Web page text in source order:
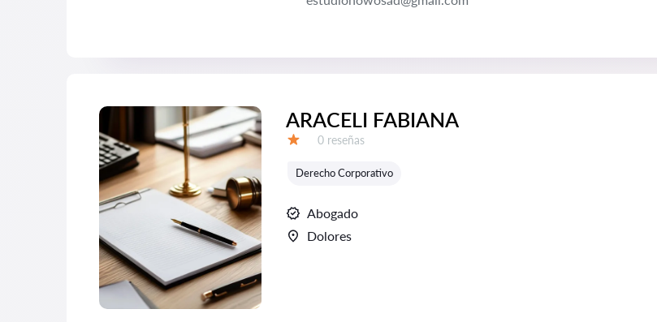
ARACELI FABIANA
Número de reseñas:
0 reseñas
Derecho Corporativo
Abogado
Dolores